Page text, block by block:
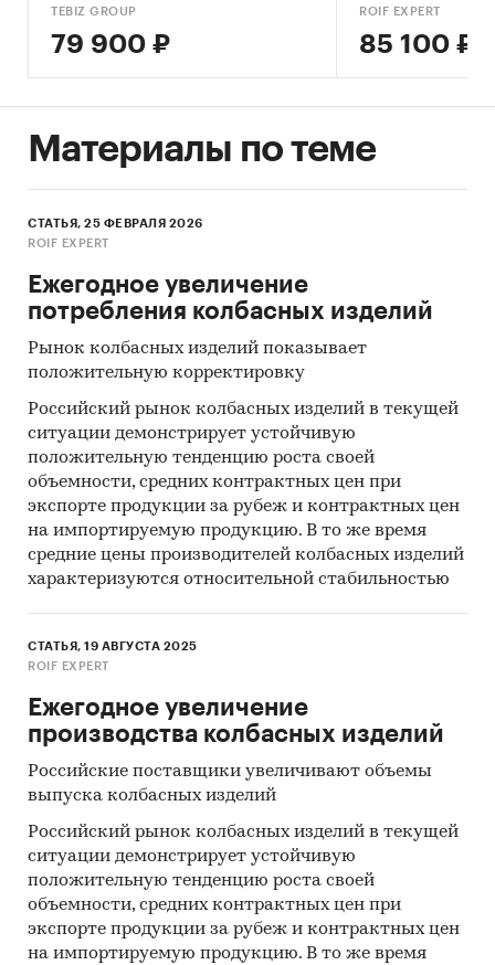
составил порядка
Категории: Потребительские товары / ...
Продукты питания / Колбаса, сосиски,
Колбаса, сосиски, деликатесы
TEBIZ GROUP
79 900 ₽
ROIF EXPERT
85 100 ₽
Материалы по теме
СТАТЬЯ, 25 ФЕВРАЛЯ 2026
ROIF EXPERT
Ежегодное увеличение
потребления колбасных изделий
Рынок колбасных изделий показывает
положительную корректировку
Российский рынок колбасных изделий в текущей
ситуации демонстрирует устойчивую
положительную тенденцию роста своей
объемности, средних контрактных цен при
экспорте продукции за рубеж и контрактных цен
на импортируемую продукцию. В то же время
средние цены производителей колбасных изделий
характеризуются относительной стабильностью
СТАТЬЯ, 19 АВГУСТА 2025
ROIF EXPERT
Ежегодное увеличение
производства колбасных изделий
Российские поставщики увеличивают объемы
выпуска колбасных изделий
Российский рынок колбасных изделий в текущей
ситуации демонстрирует устойчивую
положительную тенденцию роста своей
объемности, средних контрактных цен при
экспорте продукции за рубеж и контрактных цен
на импортируемую продукцию. В то же время